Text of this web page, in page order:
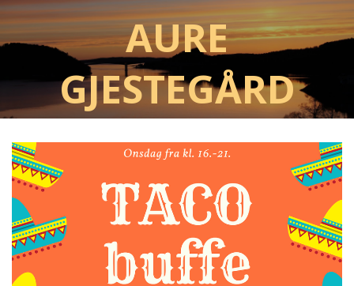
Aure
Gjestegård